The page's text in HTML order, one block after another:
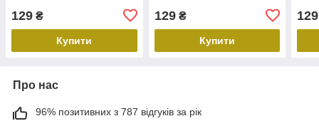
129 ₴
Купити
129₴
Купити
129
Про нас
96% позитивних з 787 відгуків за рік